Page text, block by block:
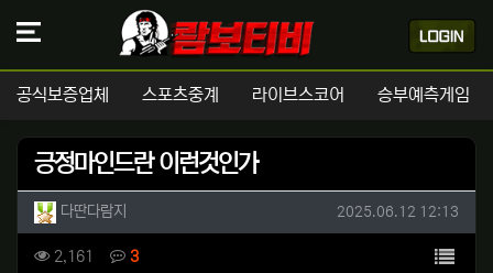
공식보증업체 스포츠중계 라이브스코어 승부예측게임
긍정마인드란 이런것인가
작성자 정보
다딴다람지 작성일
2025.06.12 12:13
컨텐츠 정보
2,161 조회 3댓글 목록